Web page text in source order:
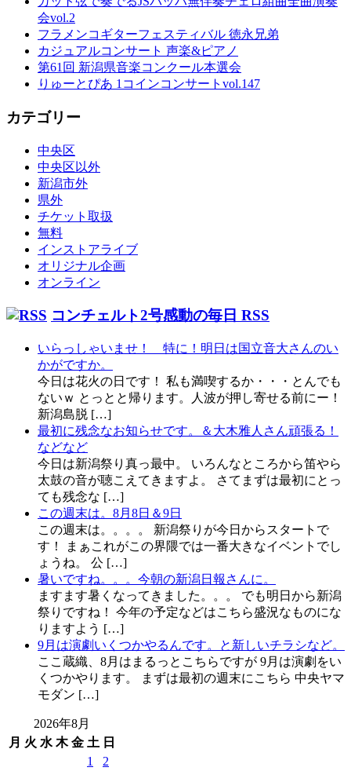
会vol.2
フラメンコギターフェスティバル 徳永兄弟
カジュアルコンサート 声楽&ピアノ
第61回 新潟県音楽コンクール本選会
りゅーとぴあ 1コインコンサートvol.147
カテゴリー
中央区
中央区以外
新潟市外
県外
チケット取扱
無料
インストアライブ
オリジナル企画
オンライン
コンチェルト2号感動の毎日 RSS
いらっしゃいませ！ 特に！明日は国立音大さんのい
かがですか。
今日は花火の日です！ 私も満喫するか・・・とんでも
ないｗ とっとと帰ります。人波が押し寄せる前にー！
新潟島脱 […]
最初に残念なお知らせです。＆大木雅人さん頑張る！
などなど
今日は新潟祭り真っ最中。 いろんなところから笛やら
太鼓の音が聴こえてきますよ。 さてまずは最初にとっ
ても残念な […]
この週末は。8月8日＆9日
この週末は。。。。 新潟祭りが今日からスタートで
す！ まぁこれがこの界隈では一番大きなイベントでし
ょうね。 公 […]
暑いですね。。。今朝の新潟日報さんに。
ますます暑くなってきました。。。 でも明日から新潟
祭りですね！ 今年の予定などはこちら盛況なものにな
りますよう […]
9月は演劇いくつかやるんです。と新しいチラシなど。
ここ蔵織、8月はまるっとこちらですが 9月は演劇をい
くつかやります。 まずは最初の週末にこちら 中央ヤマ
モダン […]
2026年8月
月 火 水 木 金 土 日
1
2